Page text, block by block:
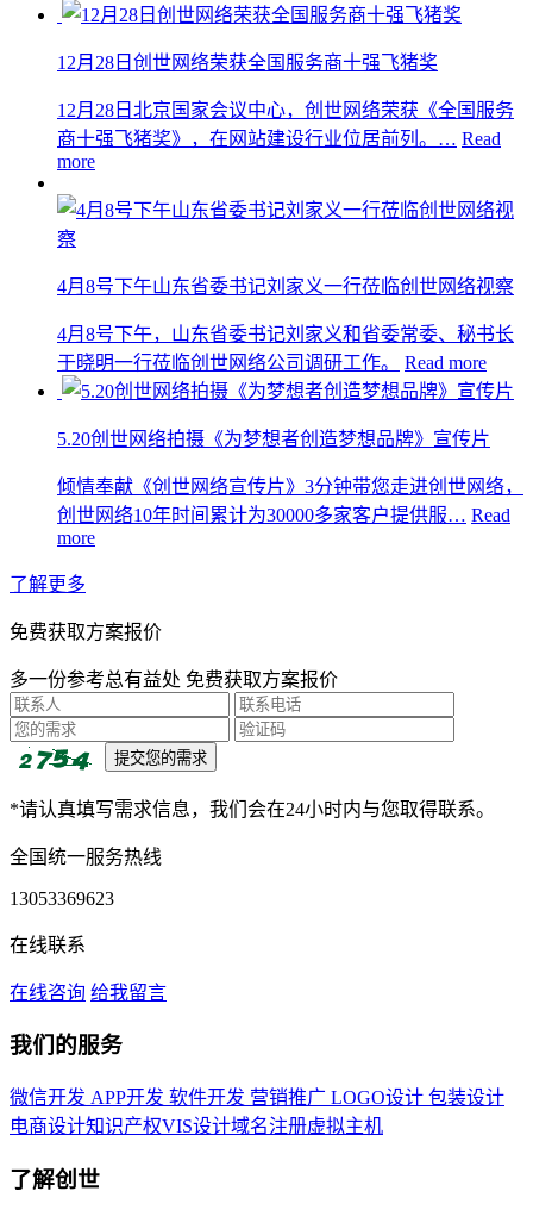
12月28日创世网络荣获全国服务商十强飞猪奖
12月28日北京国家会议中心，创世网络荣获《全国服务
商十强飞猪奖》，在网站建设行业位居前列。… Read
more
4月8号下午山东省委书记刘家义一行莅临创世网络视察
4月8号下午，山东省委书记刘家义和省委常委、秘书长
于晓明一行莅临创世网络公司调研工作。
Read more
5.20创世网络拍摄《为梦想者创造梦想品牌》宣传片
倾情奉献《创世网络宣传片》3分钟带您走进创世网络，
创世网络10年时间累计为30000多家客户提供服… Read
more
了解更多
免费获取方案报价
多一份参考总有益处 免费获取方案报价
*请认真填写需求信息，我们会在24小时内与您取得联系。
全国统一服务热线
13053369623
在线联系
在线咨询 给我留言
我们的服务
微信开发 APP开发 软件开发 营销推广 LOGO设计 包装设计
电商设计知识产权VIS设计域名注册虚拟主机
了解创世